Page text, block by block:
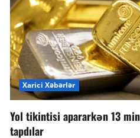
Xarici Xəbərlər
Yol tikintisi apararkən 13 min
tapdılar